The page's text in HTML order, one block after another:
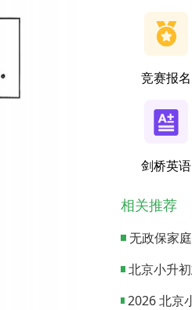
竞赛报名
剑桥英语
相关推荐